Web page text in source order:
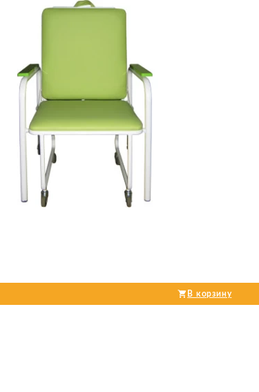
В корзину